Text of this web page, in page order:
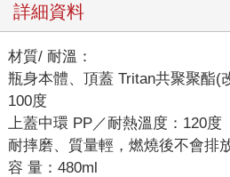
詳細資料
材質/ 耐溫：
瓶身本體、頂蓋 Tritan共聚聚酯(
100度
上蓋中環 PP／耐熱溫度：120度
耐摔磨、質量輕，燃燒後不會排
容 量：480ml